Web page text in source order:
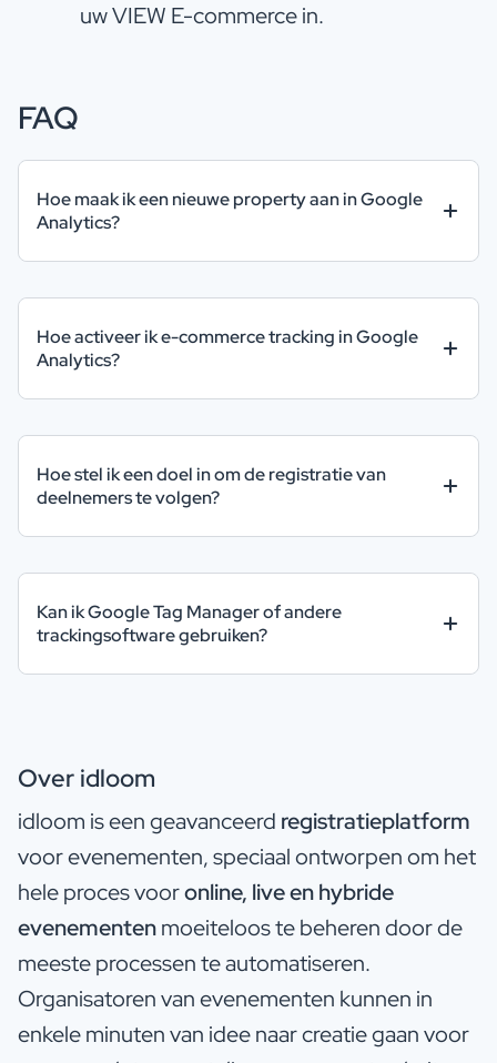
uw VIEW E-commerce in.
FAQ
Hoe maak ik een nieuwe property aan in Google
Analytics?
Hoe activeer ik e-commerce tracking in Google
Analytics?
Hoe stel ik een doel in om de registratie van
deelnemers te volgen?
Kan ik Google Tag Manager of andere
trackingsoftware gebruiken?
Over idloom
idloom is een geavanceerd registratieplatform
voor evenementen, speciaal ontworpen om het
hele proces vooronline, live en hybride
evenementenmoeiteloos te beheren door de
meeste processen te automatiseren.
Organisatoren van evenementen kunnen in
enkele minuten van idee naar creatie gaan voor